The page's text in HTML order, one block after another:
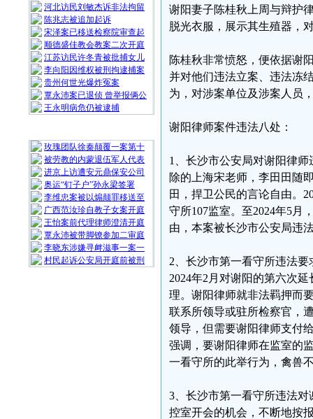
河北访民刘敏杰诉非法拘留
陈兆志被追加起诉
宋泽案已移送检察院审查起
顺德盛佳教会教案二次开庭
江苏访民许冬青被批捕女儿
李向阳因维权被刑拘逮捕案
贵州何世光爆炸冤案
覃永沛案已退侦 曾举报俩公
王永明病危仍被逮捕
玫瑰团队徐秦颠覆一案第十
被劳教的内蒙退伍军人代表
进京上访遭安元鼎保安公司
奥运“钉子户”孙永梁签署
李维忠案被以煽颠罪移送至
广西范汝珍自教子女案开庭
王怡案前代理律师澄清开庭
覃永沛被带脚镣参加二审庭
李晓东涉嫌寻衅滋事一案一
村民起诉公安局开庭前被刑
谢阳妻子陈桂秋上周与辩护
脱光衣服，展示其生殖器，
陈桂秋非常愤怒，便依据谢
并对他们违法立案、违法冻
为，对涉案单位及涉案人员
谢阳律师案件违法八处：
1、长沙市公安局对谢阳律
除的上海宋老师，李田田随
田，捍卫公民的言论自由。
守所107监室。至2024年5月
由，本案被长沙市公安局违
2、长沙市第一看守所违法
2024年2月对谢阳的第六次
理。谢阳律师就非法羁押而
联系所领导或驻所检察官，
领导，但需要谢阳律师支付
强调，要谢阳律师在监室的
一看守所的此举行为，禽兽
3、长沙市第一看守所违法
控室开会的机会，不断地按